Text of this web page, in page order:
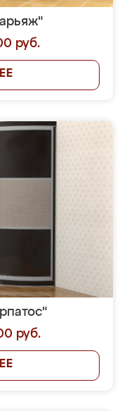
руб.
руб.